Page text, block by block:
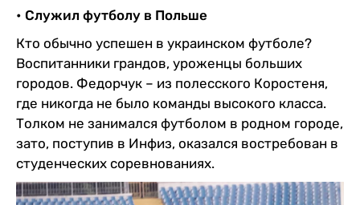
• Служил футболу в Польше
Кто обычно успешен в украинском футболе?
Воспитанники грандов, уроженцы больших
городов. Федорчук – из полесского Коростеня,
где никогда не было команды высокого класса.
Толком не занимался футболом в родном городе,
зато, поступив в Инфиз, оказался востребован в
студенческих соревнованиях.